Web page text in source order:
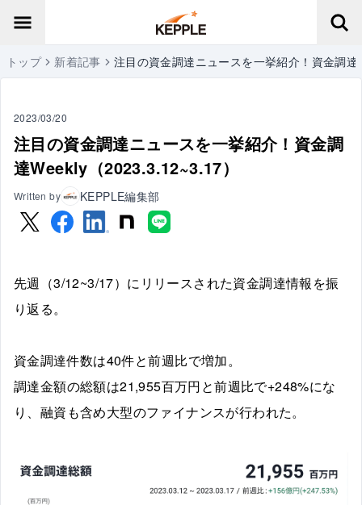
トップ 新着記事 注目の資金調達ニュースを一挙紹介！資金調
2023/03/20
注目の資金調達ニュースを一挙紹介！資金調
達Weekly（2023.3.12~3.17）
Written by KEPPLE編集部
先週（3/12~3/17）にリリースされた資金調達情報を振
り返る。
資金調達件数は40件と前週比で増加。
調達金額の総額は21,955百万円と前週比で+248%にな
り、融資も含め大型のファイナンスが行われた。